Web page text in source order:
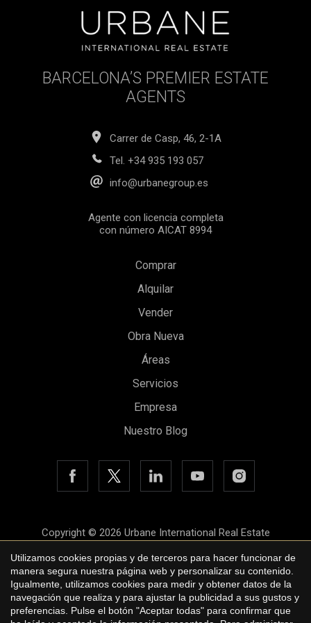
BARCELONA’S PREMIER ESTATE
AGENTS
Carrer de Casp, 46, 2-1A
Tel. +34 935 193 057
info@urbanegroup.es
Agente con licencia completa
con número AICAT 8994
Comprar
Alquilar
Vender
Obra Nueva
Áreas
Servicios
Empresa
Nuestro Blog
Copyright © 2026 Urbane International Real Estate
Aviso legal
Política de privacidad
Política de cookies
Utilizamos cookies propias y de terceros para hacer funcionar de
manera segura nuestra página web y personalizar su contenido.
Igualmente, utilizamos cookies para medir y obtener datos de la
navegación que realiza y para ajustar la publicidad a sus gustos y
preferencias. Pulse el botón "Aceptar todas" para confirmar que